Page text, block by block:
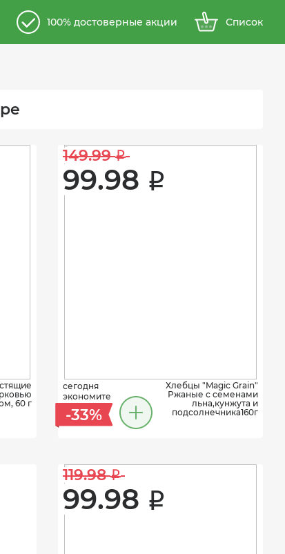
100% достоверные акции Список
60 г
149.99 i
99.98 i
сегодня
экономите
-33%
Хлебцы "Magic Grain"
Ржаные с семенами
льна,кунжута и
подсолнечника160г
119.98 i
99.98 i